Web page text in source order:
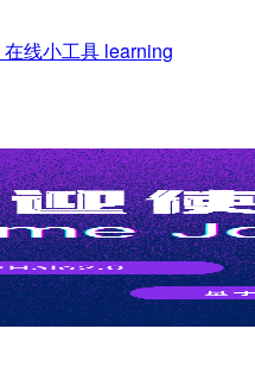
在线小工具 learning